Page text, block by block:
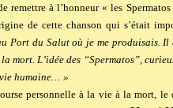
de remettre à l’honneur « les
de cette chanson qui s’était
Port du Salut où je me produisais.
mort. L’idée des “Spermatos”,
humaine… »
personnelle à la vie à la mort, le